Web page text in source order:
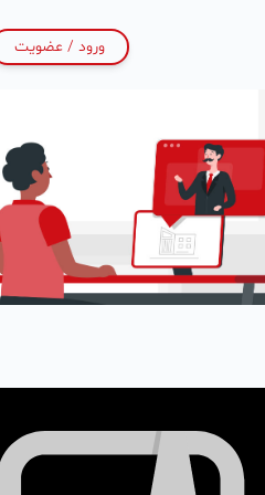
ورود / عضویت